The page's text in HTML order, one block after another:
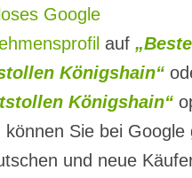
Google
auf
Königshain“
Königshain“
können Sie bei Google
und neue